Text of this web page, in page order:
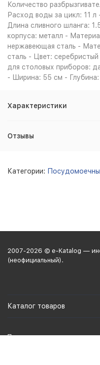
Количество
Расход воды за цикл: 11
Длина сливного шланга:
корпуса: металл -
нержавеющая сталь -
сталь - Цвет:
для столовых приборов:
- Ширина: 55 см -
Характеристики
Отзывы
Категории:
2007-2026 © e-Katalog —
(неофициальный).
Каталог товаров
Политика персональных